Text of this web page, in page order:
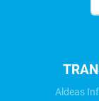
Aldeas